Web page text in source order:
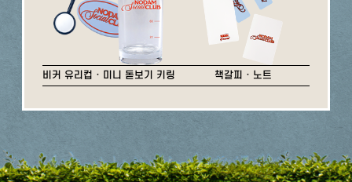
비커 유리컵 · 미니 돋보기 키링 책갈피 · 노트